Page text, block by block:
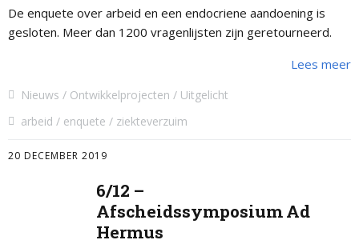
De enquete over arbeid en een endocriene aandoening is
gesloten. Meer dan 1200 vragenlijsten zijn geretourneerd.
Lees meer
Nieuws Ontwikkelprojecten
Uitgelicht
arbeid
enquete ziekteverzuim
20 DECEMBER 2019
6/12 –
Afscheidssymposium Ad
Hermus